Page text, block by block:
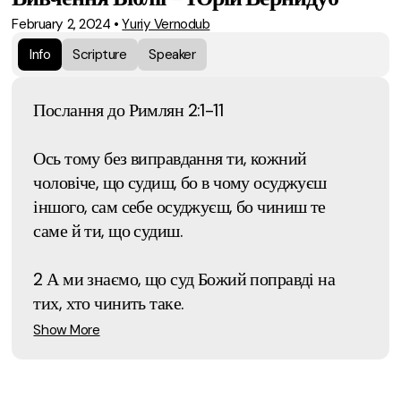
February 2, 2024 •Yuriy Vernodub
Info
Scripture Speaker
Послання до Римлян 2:1-11
Ось тому без виправдання ти, кожний
чоловіче, що судиш, бо в чому осуджуєш
іншого, сам себе осуджуєш, бо чиниш те
саме й ти, що судиш.
2 А ми знаємо, що суд Божий поправді на
тих, хто чинить таке.
Show More